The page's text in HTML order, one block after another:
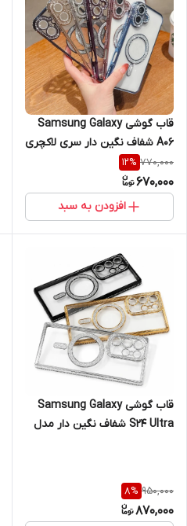
قاب گوشی Samsung Galaxy
A06 شفاف نگین دار سری لاکچری
محافظ لنز
770,000
12%
670,000
افزودن به سبد
قاب گوشی Samsung Galaxy
S24 Ultra شفاف نگین دار مدل
950,000
8%
870,000